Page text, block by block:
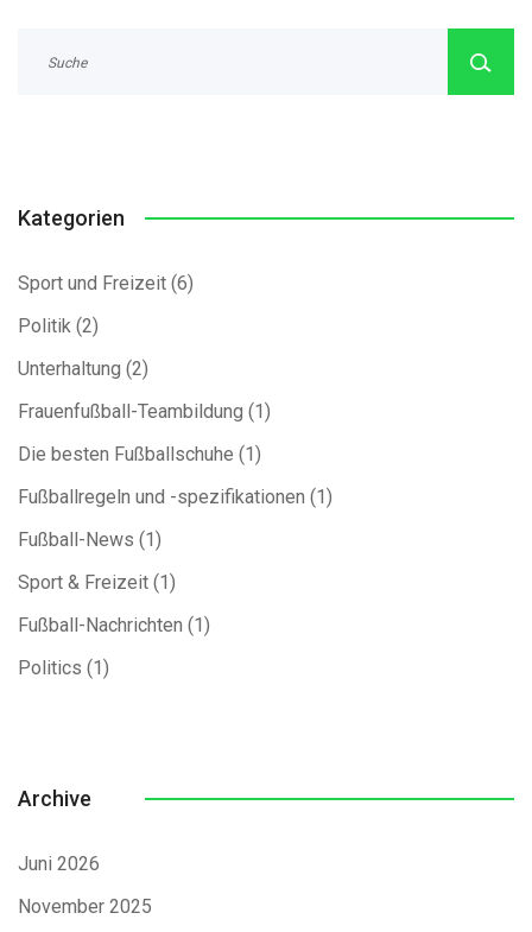
Kategorien
Sport und Freizeit (6)
Politik (2)
Unterhaltung (2)
Frauenfußball-Teambildung (1)
Die besten Fußballschuhe (1)
Fußballregeln und -spezifikationen (1)
Fußball-News (1)
Sport & Freizeit (1)
Fußball-Nachrichten (1)
Politics (1)
Archive
Juni 2026
November 2025